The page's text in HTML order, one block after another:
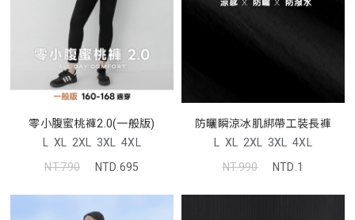
零小腹蜜桃褲2.0(一般版)
L XL 2XL 3XL 4XL
NT.790
NTD.695
防曬瞬涼冰肌綁帶工裝長褲
L XL 2XL 3XL 4XL
NT.990
NTD.1